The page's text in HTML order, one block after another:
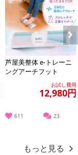
芦屋美整体 e-トレーニ
ングアーチフット
お試し費用
12,980円
611 23
Next
もっと見る